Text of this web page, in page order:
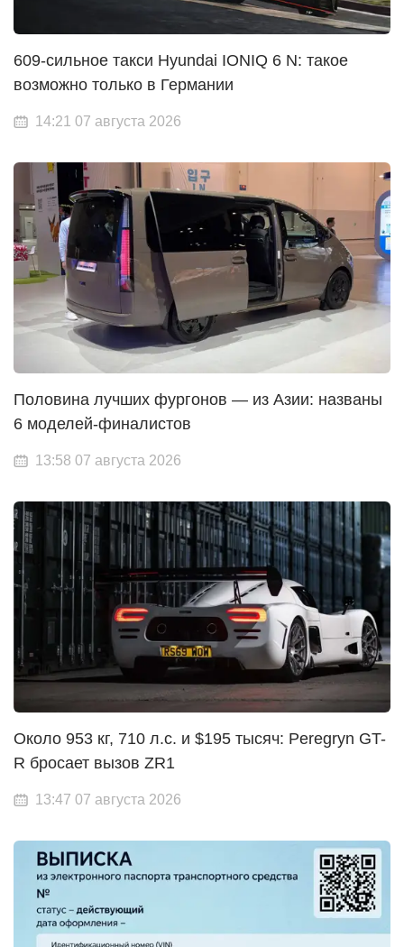
609-сильное такси Hyundai IONIQ 6 N: такое
возможно только в Германии
14:21 07 августа 2026
Половина лучших фургонов — из Азии: названы
6 моделей-финалистов
13:58 07 августа 2026
Около 953 кг, 710 л.с. и $195 тысяч: Peregryn GT-
R бросает вызов ZR1
13:47 07 августа 2026